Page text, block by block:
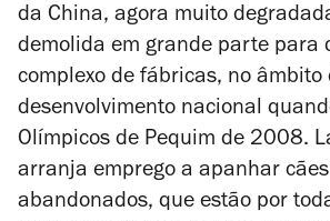
da China, agora muito
demolida em grande parte para
complexo de fábricas, no âmbito
desenvolvimento nacional
Olímpicos de Pequim de 2008.
arranja emprego a apanhar
abandonados, que estão por